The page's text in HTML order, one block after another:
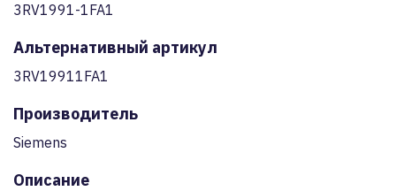
3RV1991-1FA1
Альтернативный артикул
3RV19911FA1
Производитель
Siemens
Описание